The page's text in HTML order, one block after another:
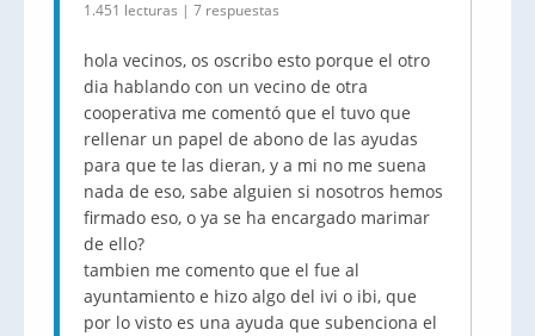
1.451 lecturas | 7 respuestas
hola vecinos, os oscribo esto porque el otro
dia hablando con un vecino de otra
cooperativa me comentó que el tuvo que
rellenar un papel de abono de las ayudas
para que te las dieran, y a mi no me suena
nada de eso, sabe alguien si nosotros hemos
firmado eso, o ya se ha encargado marimar
de ello?
tambien me comento que el fue al
ayuntamiento e hizo algo del ivi o ibi, que
por lo visto es una ayuda que subenciona el